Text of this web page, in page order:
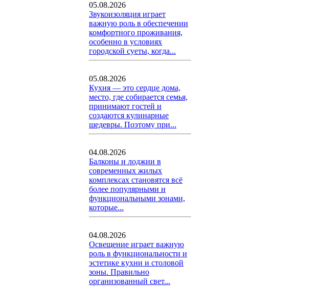
05.08.2026
Звукоизоляция играет
важную роль в обеспечении
комфортного проживания,
особенно в условиях
городской суеты, когда...
05.08.2026
Кухня — это сердце дома,
место, где собирается семья,
принимают гостей и
создаются кулинарные
шедевры. Поэтому при...
04.08.2026
Балконы и лоджии в
современных жилых
комплексах становятся всё
более популярными и
функциональными зонами,
которые...
04.08.2026
Освещение играет важную
роль в функциональности и
эстетике кухни и столовой
зоны. Правильно
организованный свет...